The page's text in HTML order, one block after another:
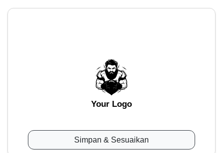
Your Logo
Simpan & Sesuaikan